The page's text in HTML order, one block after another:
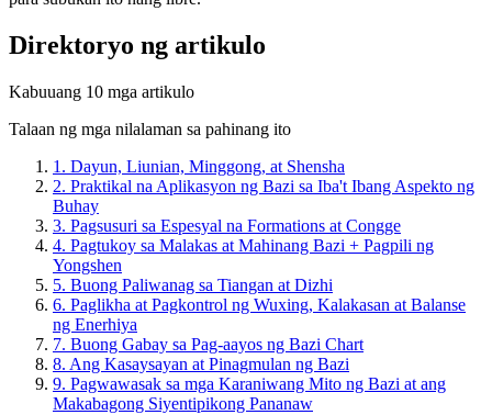
Direktoryo ng artikulo
Kabuuang 10 mga artikulo
Talaan ng mga nilalaman sa pahinang ito
1. Dayun, Liunian, Minggong, at Shensha
2. Praktikal na Aplikasyon ng Bazi sa Iba't Ibang Aspekto ng
Buhay
3. Pagsusuri sa Espesyal na Formations at Congge
4. Pagtukoy sa Malakas at Mahinang Bazi + Pagpili ng
Yongshen
5. Buong Paliwanag sa Tiangan at Dizhi
6. Paglikha at Pagkontrol ng Wuxing, Kalakasan at Balanse
ng Enerhiya
7. Buong Gabay sa Pag-aayos ng Bazi Chart
8. Ang Kasaysayan at Pinagmulan ng Bazi
9. Pagwawasak sa mga Karaniwang Mito ng Bazi at ang
Makabagong Siyentipikong Pananaw